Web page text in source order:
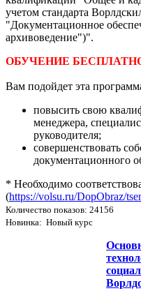
учетом стандарта
"Документационное
архивоведение")".
ОБУЧЕНИЕ
Вам подойдет эта
повысить свою
менеджера,
руководителя;
совершенствовать
документационного
* Необходимо
(https://volsu.ru/DopObraz/
Количество показов: 24156
Новинка: Новый курс